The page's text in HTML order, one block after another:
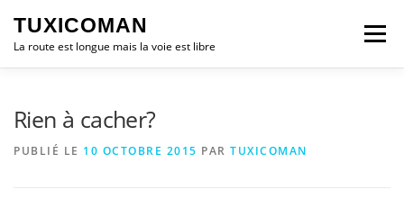
contenu
TUXICOMAN
La route est longue mais la voie est libre
Menu
Rien à cacher?
PUBLIÉ LE 10 OCTOBRE 2015 PAR TUXICOMAN